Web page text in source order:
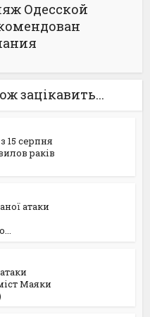
Одесской
зацікавить...
15 серпня
раків
атаки
Маяки